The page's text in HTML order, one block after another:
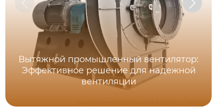
Вытяжной промышленный вентилятор:
Эффективное решение для надежной
вентиляции